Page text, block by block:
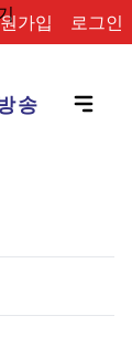
가입 로그인